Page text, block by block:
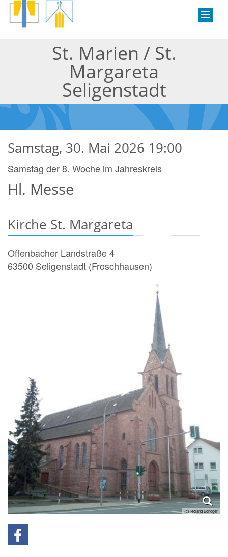
St. Marien / St.
Margareta
Seligenstadt
Hl. Messe
Samstag, 30. Mai 2026 19:00
Samstag der 8. Woche im Jahreskreis
Kirche St. Margareta
Offenbacher Landstraße 4
63500 Seligenstadt (Froschhausen)
(c) Roland Böndgen